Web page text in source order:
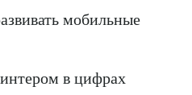
мобильные
в цифрах